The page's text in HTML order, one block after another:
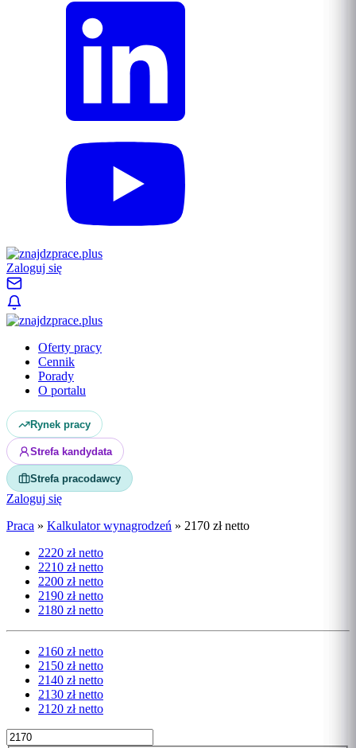
Zaloguj się
Oferty pracy
Cennik
Porady
O portalu
Rynek pracy
Strefa kandydata
Strefa pracodawcy
Zaloguj się
Praca » Kalkulator wynagrodzeń » 2170 zł netto
2220 zł netto
2210 zł netto
2200 zł netto
2190 zł netto
2180 zł netto
2160 zł netto
2150 zł netto
2140 zł netto
2130 zł netto
2120 zł netto